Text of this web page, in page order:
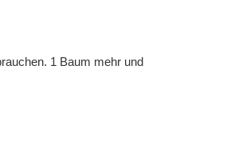
1 Baum mehr und